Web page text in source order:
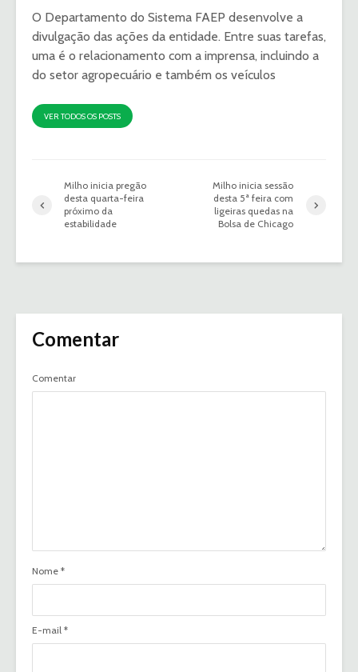
O Departamento do Sistema FAEP desenvolve a
divulgação das ações da entidade. Entre suas tarefas,
uma é o relacionamento com a imprensa, incluindo a
do setor agropecuário e também os veículos
VER TODOS OS POSTS
Milho inicia pregão
desta quarta-feira
próximo da
estabilidade
Milho inicia sessão
desta 5ª feira com
ligeiras quedas na
Bolsa de Chicago
Comentar
Comentar
Nome *
E-mail *